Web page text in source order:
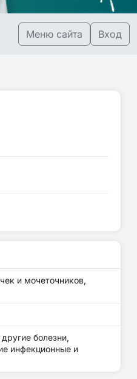
Меню сайта Вход
и мочеточников,
болезни,
инфекционные и